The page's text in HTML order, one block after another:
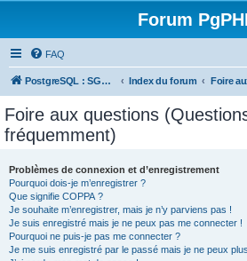
Forum
FAQ
PostgreSQL : SGBD libre, puissant et complet Index du forum
Foire aux questions
fréquemment)
Problèmes de connexion et d’enregistrement
Pourquoi dois-je m’enregistrer ?
Que signifie COPPA ?
Je souhaite m’enregistrer, mais je n’y parviens pas !
Je suis enregistré mais je ne peux pas me connecter !
Pourquoi ne puis-je pas me connecter ?
Je me suis enregistré par le passé mais je ne peux